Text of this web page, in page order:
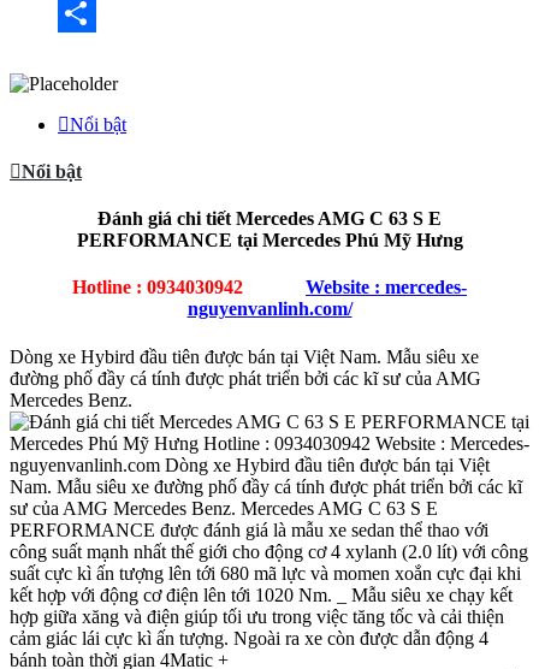
Copy
Nổi bật
Nổi bật
Đánh giá chi tiết Mercedes AMG C 63 S E
PERFORMANCE tại Mercedes Phú Mỹ Hưng
Hotline : 0934030942
Website : mercedes-
nguyenvanlinh.com/
Dòng xe Hybird đầu tiên được bán tại Việt Nam. Mẫu siêu xe
đường phố đầy cá tính được phát triển bởi các kĩ sư của AMG
Mercedes Benz.